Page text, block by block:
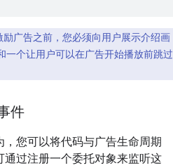
广告之前，您必须向用户展示介绍画
一个让用户可以在广告开始播放前跳过
件
您可以将代码与广告生命周期
过注册一个委托对象来监听这